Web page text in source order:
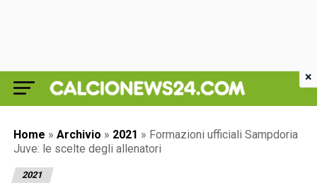
Home » Archivio » 2021 » Formazioni ufficiali Sampdoria
Juve: le scelte degli allenatori
2021
×